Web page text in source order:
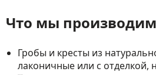
Что мы производим
Гробы и кресты из
лаконичные или с отделкой,